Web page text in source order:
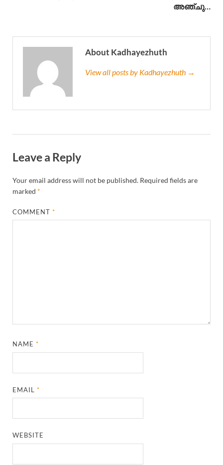
അഞ്ചു…
About Kadhayezhuth
View all posts by Kadhayezhuth →
Leave a Reply
Your email address will not be published. Required fields are
marked *
COMMENT*
NAME*
EMAIL*
WEBSITE